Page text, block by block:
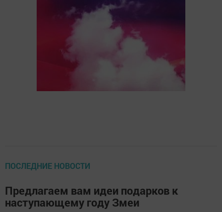
ПОСЛЕДНИЕ НОВОСТИ
Предлагаем вам идеи подарков к
наступающему году Змеи